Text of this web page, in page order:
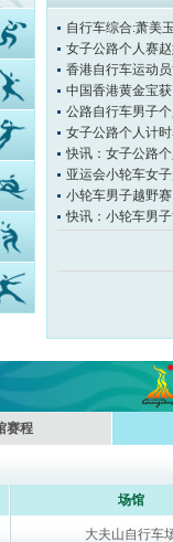
自行车综合:萧美
女子公路个人赛
香港自行车运动
中国香港黄金宝
公路自行车男子
女子公路个人计
快讯：女子公路
亚运会小轮车女
小轮车男子越野
快讯：小轮车男